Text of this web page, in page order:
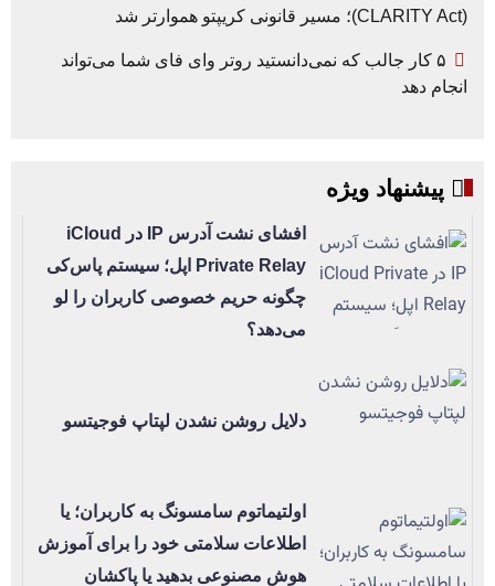
(CLARITY Act)؛ مسیر قانونی کریپتو هموارتر شد
۵ کار جالب که نمی‌دانستید روتر وای فای شما می‌تواند
انجام دهد
پیشنهاد ویژه
افشای نشت آدرس IP در iCloud
Private Relay اپل؛ سیستم پاس‌کی
چگونه حریم خصوصی کاربران را لو
می‌دهد؟
دلایل روشن نشدن لپتاپ فوجیتسو
اولتیماتوم سامسونگ به کاربران؛ یا
اطلاعات سلامتی خود را برای آموزش
هوش مصنوعی بدهید یا پاکشان